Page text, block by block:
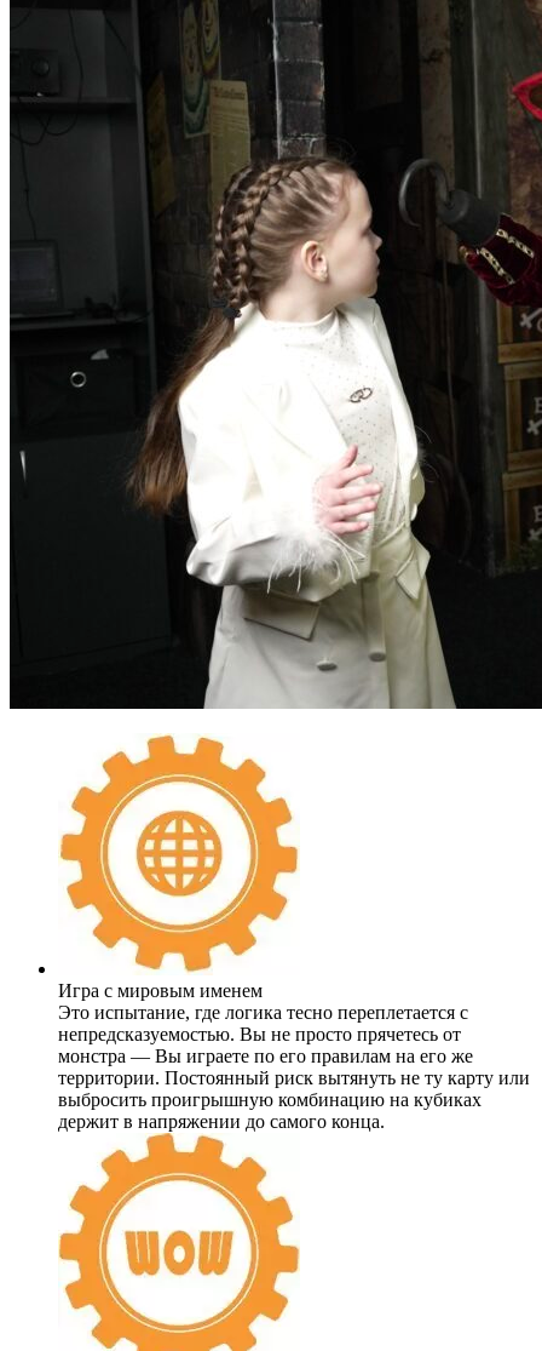
Игра с мировым именем
Это испытание, где логика тесно переплетается с
непредсказуемостью. Вы не просто прячетесь от
монстра — Вы играете по его правилам на его же
территории. Постоянный риск вытянуть не ту карту или
выбросить проигрышную комбинацию на кубиках
держит в напряжении до самого конца.